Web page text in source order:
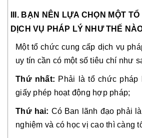
III. BẠN NÊN LỰA CHỌN MỘT
DỊCH VỤ PHÁP LÝ NHƯ THẾ
Một tổ chức cung cấp dịch vụ
uy tín cần có một số tiêu chí như
Thứ nhất: Phải là tổ chức pháp
giấy phép hoạt động hợp pháp;
Thứ hai: Có Ban lãnh đạo phải
nghiệm và có học vị cao thì càng